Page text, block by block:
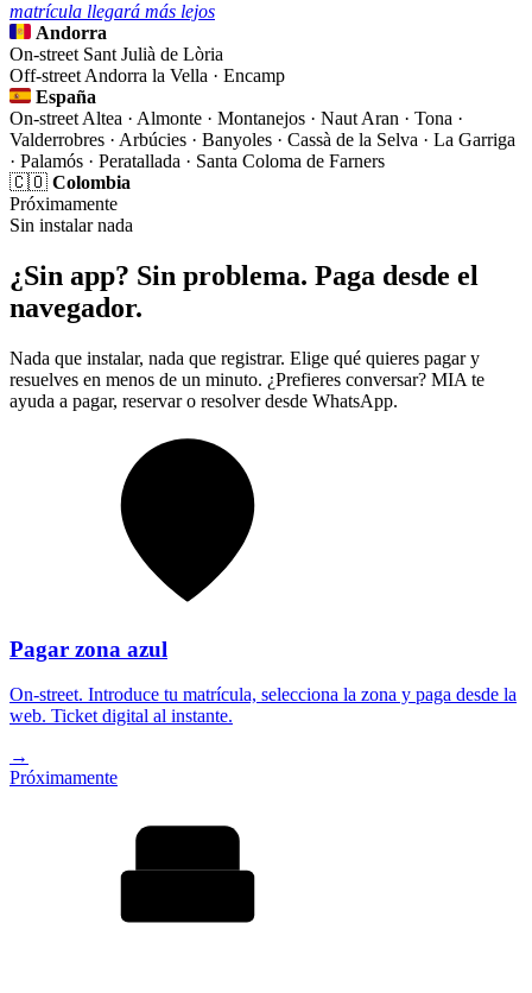
matrícula llegará más lejos
Andorra
On-street Sant Julià de Lòria
Off-street Andorra la Vella · Encamp
España
On-street Altea · Almonte · Montanejos · Naut Aran · Tona ·
Valderrobres · Arbúcies · Banyoles · Cassà de la Selva · La Garriga
· Palamós · Peratallada · Santa Coloma de Farners
🇨🇴 Colombia
Próximamente
Sin instalar nada
¿Sin app? Sin problema. Paga desde el
navegador.
Nada que instalar, nada que registrar. Elige qué quieres pagar y
resuelves en menos de un minuto. ¿Prefieres conversar? MIA te
ayuda a pagar, reservar o resolver desde WhatsApp.
Pagar zona azul
On-street. Introduce tu matrícula, selecciona la zona y paga desde la
web. Ticket digital al instante.
→
Próximamente